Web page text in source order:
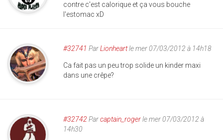
contre c'est calorique et ça vous bouche
l'estomac xD
#32741 ParLionheartle mer 07/03/2012 à 14h18
Ca fait pas un peu trop solide un kinder maxi
dans une crêpe?
#32742 Parcaptain_rogerle mer 07/03/2012 à
14h30